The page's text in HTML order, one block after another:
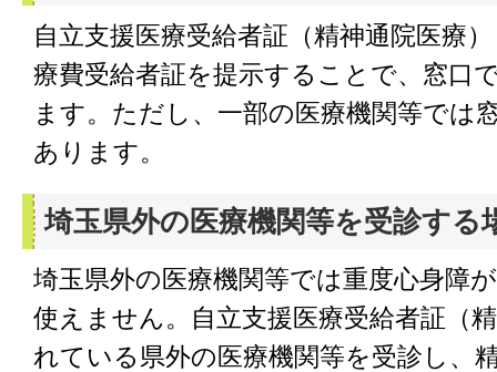
自立支援医療受給者証（精神通院医療
療費受給者証を提示することで、窓口
ます。ただし、一部の医療機関等では
あります。
埼玉県外の医療機関等を受診する
埼玉県外の医療機関等では重度心身障
使えません。自立支援医療受給者証（
れている県外の医療機関等を受診し、